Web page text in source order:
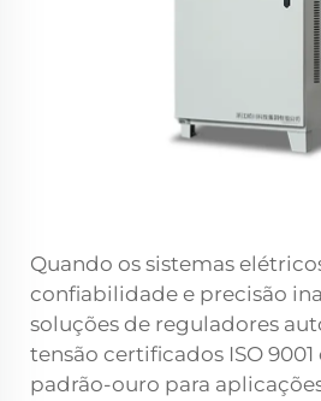
Quando os sistemas
confiabilidade e precisão
soluções de reguladores
tensão certificados ISO
padrão-ouro para